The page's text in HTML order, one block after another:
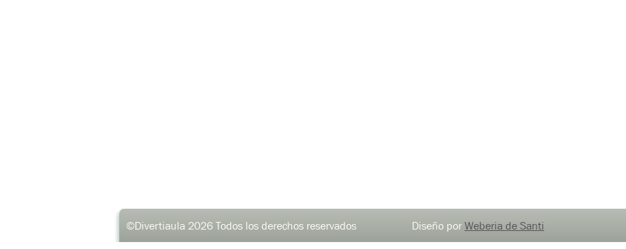
©Divertiaula 2026 Todos los derechos reservados Diseño por Weberia de Santi